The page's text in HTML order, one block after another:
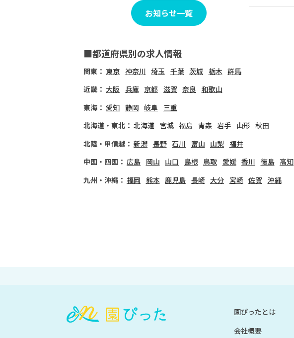
お知らせ一覧
■都道府県別の求人情報
関東： 東京 神奈川 埼玉 千葉 茨城 栃木 群馬
近畿： 大阪 兵庫 京都 滋賀 奈良 和歌山
東海： 愛知 静岡 岐阜
三重
北海道・東北： 北海道 宮城 福島 青森 岩手 山形 秋田
北陸・甲信越： 新潟 長野 石川 富山 山梨 福井
中国・四国： 広島 岡山 山口 島根 鳥取 愛媛 香川 徳島 高知
九州・沖縄： 福岡 熊本 鹿児島 長崎 大分 宮崎 佐賀 沖縄
園ぴったとは
会社概要